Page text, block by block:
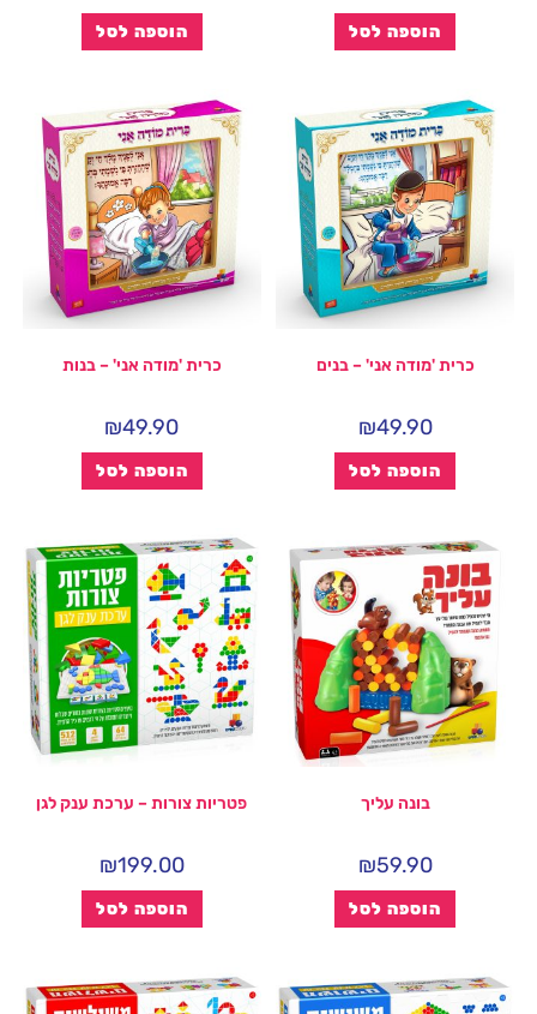
הוספה לסל הוספה לסל
כרית 'מודה אני' – בנים
₪49.90
הוספה לסל
כרית 'מודה אני' – בנות
₪49.90
הוספה לסל
בונה עליך
₪59.90
הוספה לסל
פטריות צורות – ערכת ענק לגן
₪199.00
הוספה לסל